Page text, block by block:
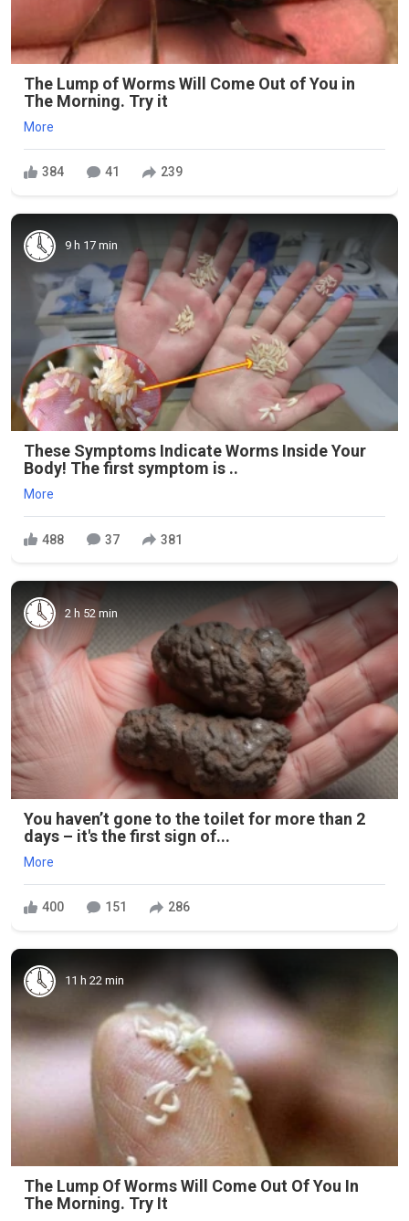
The Lump of Worms Will Come Out of You in
The Morning. Try it
More
384 41 239
9 h 17 min
These Symptoms Indicate Worms Inside Your
Body! The first symptom is ..
More
488 37 381
2 h 52 min
You haven’t gone to the toilet for more than 2
days – it's the first sign of...
More
400 151 286
11 h 22 min
The Lump Of Worms Will Come Out Of You In
The Morning. Try It